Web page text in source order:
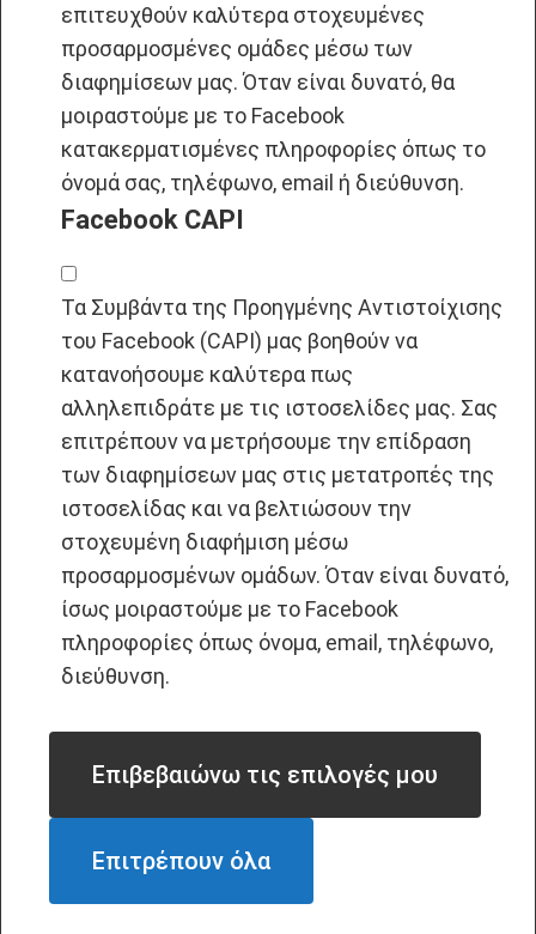
επιτευχθούν καλύτερα στοχευμένες
προσαρμοσμένες ομάδες μέσω των
διαφημίσεων μας. Όταν είναι δυνατό, θα
μοιραστούμε με το Facebook
κατακερματισμένες πληροφορίες όπως το
όνομά σας, τηλέφωνο, email ή διεύθυνση.
Facebook CAPI
Τα Συμβάντα της Προηγμένης Αντιστοίχισης
του Facebook (CAPI) μας βοηθούν να
κατανοήσουμε καλύτερα πως
αλληλεπιδράτε με τις ιστοσελίδες μας. Σας
επιτρέπουν να μετρήσουμε την επίδραση
των διαφημίσεων μας στις μετατροπές της
ιστοσελίδας και να βελτιώσουν την
στοχευμένη διαφήμιση μέσω
προσαρμοσμένων ομάδων. Όταν είναι δυνατό,
ίσως μοιραστούμε με το Facebook
πληροφορίες όπως όνομα, email, τηλέφωνο,
διεύθυνση.
Επιβεβαιώνω τις επιλογές μου
Επιτρέπουν όλα